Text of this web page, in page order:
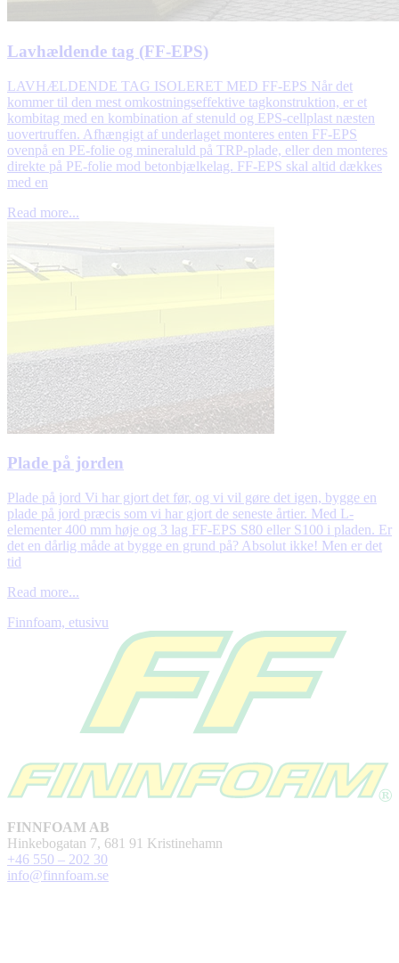
Lavhældende tag (FF-EPS)
LAVHÆLDENDE TAG ISOLERET MED FF-EPS Når det
kommer til den mest omkostningseffektive tagkonstruktion, er et
kombitag med en kombination af stenuld og EPS-cellplast næsten
uovertruffen. Afhængigt af underlaget monteres enten FF-EPS
ovenpå en PE-folie og mineraluld på TRP-plade, eller den monteres
direkte på PE-folie mod betonbjælkelag. FF-EPS skal altid dækkes
med en
Read more...
Plade på jorden
Plade på jord Vi har gjort det før, og vi vil gøre det igen, bygge en
plade på jord præcis som vi har gjort de seneste årtier. Med L-
elementer 400 mm høje og 3 lag FF-EPS S80 eller S100 i pladen. Er
det en dårlig måde at bygge en grund på? Absolut ikke! Men er det
tid
Read more...
Finnfoam, etusivu
FINNFOAM AB
Hinkebogatan 7, 681 91 Kristinehamn
+46 550 – 202 30
info@finnfoam.se